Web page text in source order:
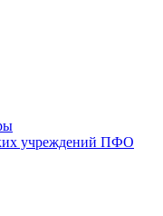
учреждений ПФО